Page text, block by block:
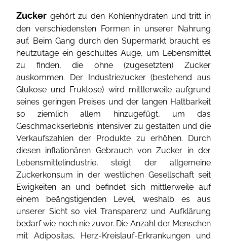
Zucker gehört zu den Kohlenhydraten und tritt in
den verschiedensten Formen in unserer Nahrung
auf. Beim Gang durch den Supermarkt braucht es
heutzutage ein geschultes Auge, um Lebensmittel
zu finden, die ohne (zugesetzten) Zucker
auskommen. Der Industriezucker (bestehend aus
Glukose und Fruktose) wird mittlerweile aufgrund
seines geringen Preises und der langen Haltbarkeit
so ziemlich allem hinzugefügt, um das
Geschmackserlebnis intensiver zu gestalten und die
Verkaufszahlen der Produkte zu erhöhen. Durch
diesen inflationären Gebrauch von Zucker in der
Lebensmittelindustrie, steigt der allgemeine
Zuckerkonsum in der westlichen Gesellschaft seit
Ewigkeiten an und befindet sich mittlerweile auf
einem beängstigenden Level, weshalb es aus
unserer Sicht so viel Transparenz und Aufklärung
bedarf wie noch nie zuvor. Die Anzahl der Menschen
mit Adipositas, Herz-Kreislauf-Erkrankungen und